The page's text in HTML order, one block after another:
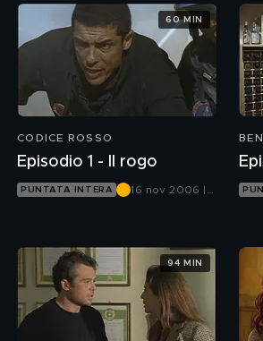
CODICE ROSSO
Episodio 1 - Il rogo
PUNTATA INTERA
16 nov 2006 |
60 MIN
94 MIN